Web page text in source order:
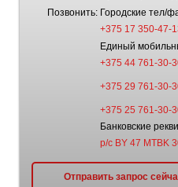
Позвонить: Городские тел/
+375 17 350-47-
Единый
+375 44 761-30-
+375 29 761-30-
+375 25 761-30-
Банковские
р/с BY 47 MTBK
Отправить запрос